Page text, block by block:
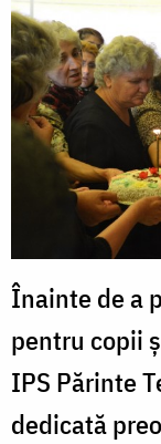
Înainte de a
pentru copii
IPS Părinte
dedicată